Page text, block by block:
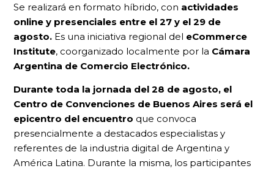
Se realizará en formato híbrido, con actividades
online y presenciales entre el 27 y el 29 de
agosto. Es una iniciativa regional del eCommerce
Institute, coorganizado localmente por la Cámara
Argentina de Comercio Electrónico.
Durante toda la jornada del 28 de agosto, el
Centro de Convenciones de Buenos Aires será el
epicentro del encuentro que convoca
presencialmente a destacados especialistas y
referentes de la industria digital de Argentina y
América Latina. Durante la misma, los participantes